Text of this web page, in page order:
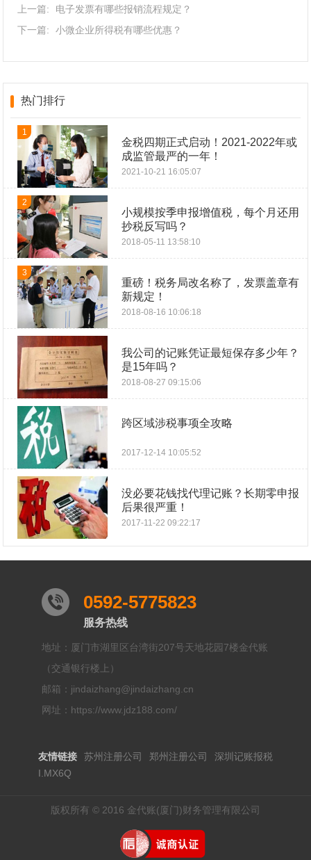
上一篇:
电子发票有哪些报销流程规定？
下一篇:
小微企业所得税有哪些优惠？
热门排行
1
金税四期正式启动！2021-2022年或
成监管最严的一年！
2021-10-21 16:05:07
2
小规模按季申报增值税，每个月还用
抄税反写吗？
2018-05-11 13:58:10
3
重磅！税务局改名称了，发票盖章有
新规定！
2018-08-16 10:06:18
我公司的记账凭证最短保存多少年？
是15年吗？
2018-08-27 09:15:06
跨区域涉税事项全攻略
2017-12-14 10:05:52
没必要花钱找代理记账？长期零申报
后果很严重！
2017-11-22 09:22:17
0592-5775823
服务热线
地址：厦门市湖里区台湾街207号天地花园7楼金代账
（交通银行楼上）
邮箱：jindaizhang@jindaizhang.cn
网址：https://www.jdz188.com/
友情链接 苏州注册公司 郑州注册公司
深圳记账报税
I.MX6Q
版权所有 © 2016 金代账(厦门)财务管理有限公司